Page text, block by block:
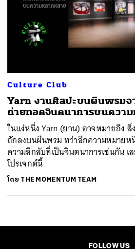
Culture Club
Yarn งานศิลปะบนผืนพรมจ
ถ่ายทอดจินตนาการบนควา
ในแง่หนึ่ง Yarn (ยาน) อาจหมายถึง
ถักลงบนผืนพรม ทว่าอีกความหมายห
ความลึกลับที่เป็นจินตนาการเช่นกัน
โปรเจกต์นี้
โดย THE MOMENTUM TEAM
FOLLOW US